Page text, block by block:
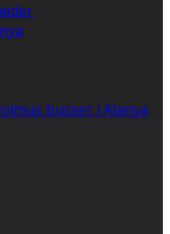
busser i Alanya